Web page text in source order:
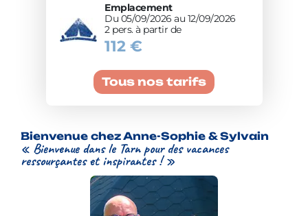
Emplacement
Du 05/09/2026 au 12/09/2026
2 pers. à partir de
112 €
Tous nos tarifs
Bienvenue chez Anne-Sophie & Sylvain
« Bienvenue dans le Tarn pour des vacances
ressourçantes et inspirantes ! »